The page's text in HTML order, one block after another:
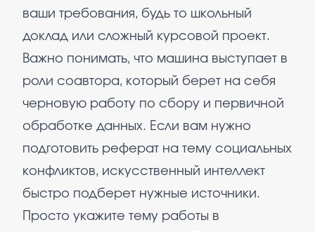
ваши требования, будь то школьный
доклад или сложный курсовой проект.
Важно понимать, что машина выступает в
роли соавтора, который берет на себя
черновую работу по сбору и первичной
обработке данных. Если вам нужно
подготовить реферат на тему социальных
конфликтов, искусственный интеллект
быстро подберет нужные источники.
Просто укажите тему работы в